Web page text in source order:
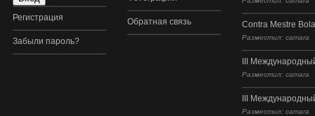
Регистрация
Забыли пароль?
Обратная связь Contra Mestre Bola
Разместил: camara
III
Разместил: camara
III
Разместил: camara